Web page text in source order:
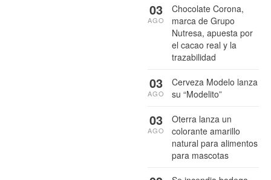
Chocolate Corona,
marca de Grupo
Nutresa, apuesta por
el cacao real y la
trazabilidad
03
AGO
Cerveza Modelo lanza
su “Modelito”
03
AGO
Oterra lanza un
colorante amarillo
natural para alimentos
para mascotas
03
AGO